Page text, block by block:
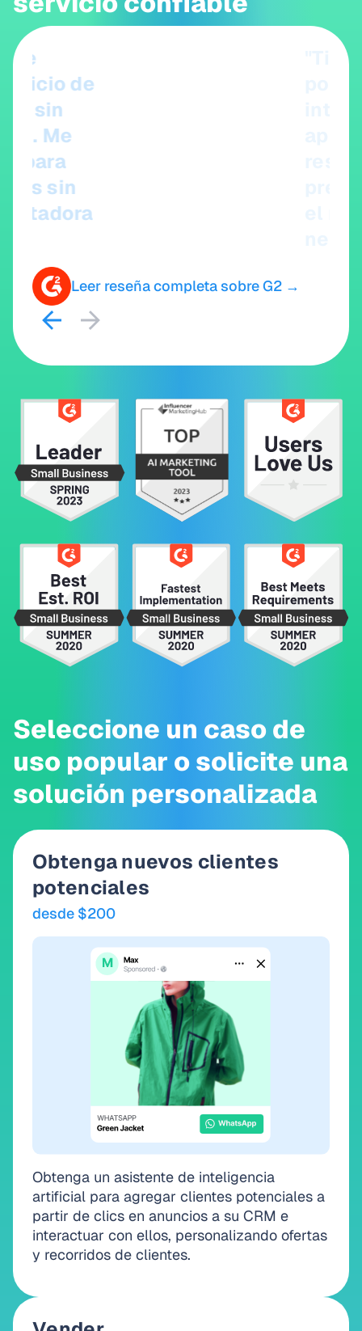
"Tiene un sistema de soporte
por chat basado en
inteligencia artificial que
aprende y predice la
respuesta más probable a la
pregunta y ayuda a identificar
el mercado adecuado para el
Leer reseña completa sobre G2 →
Seleccione un caso de
uso popular o solicite una
solución personalizada
Obtenga nuevos clientes
potenciales
desde $200
Obtenga un asistente de inteligencia
artificial para agregar clientes potenciales a
partir de clics en anuncios a su CRM e
interactuar con ellos, personalizando ofertas
y recorridos de clientes.